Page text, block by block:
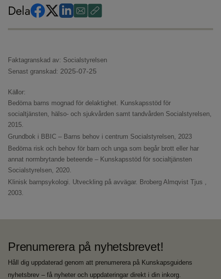
Dela
Faktagranskad av: Socialstyrelsen
Senast granskad: 2025-07-25
Källor:
Bedöma barns mognad för delaktighet. Kunskapsstöd för
socialtjänsten, hälso- och sjukvården samt tandvården Socialstyrelsen,
2015.
Grundbok i BBIC – Barns behov i centrum Socialstyrelsen, 2023
Bedöma risk och behov för barn och unga som begår brott eller har
annat normbrytande beteende – Kunskapsstöd för socialtjänsten
Socialstyrelsen, 2020.
Klinisk barnpsykologi. Utveckling på avvägar. Broberg Almqvist Tjus ,
2003.
Prenumerera på nyhetsbrevet!
Håll dig uppdaterad genom att prenumerera på Kunskapsguidens
nyhetsbrev – få nyheter och uppdateringar direkt i din inkorg.